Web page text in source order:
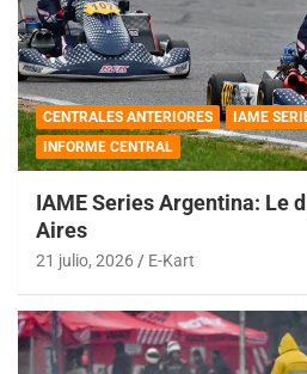
CENTRALES ANTERIORES
IAME
INFORME CENTRAL
IAME Series Argentina: Le
Aires
21 julio, 2026 E-Kart